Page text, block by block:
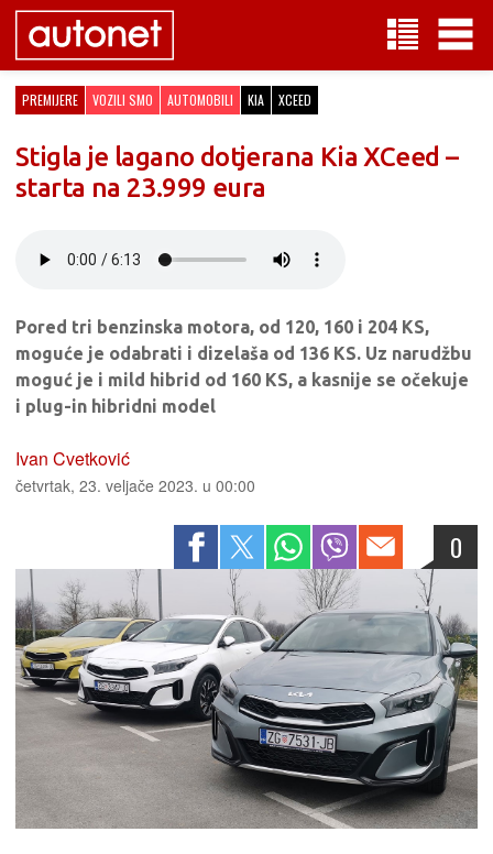
PREMIJERE VOZILI SMO AUTOMOBILI KIA XCEED
Stigla je lagano dotjerana Kia XCeed –
starta na 23.999 eura
Pored tri benzinska motora, od 120, 160 i 204 KS,
moguće je odabrati i dizelaša od 136 KS. Uz narudžbu
moguć je i mild hibrid od 160 KS, a kasnije se očekuje
i plug-in hibridni model
Ivan Cvetković
četvrtak, 23. veljače 2023. u 00:00
0